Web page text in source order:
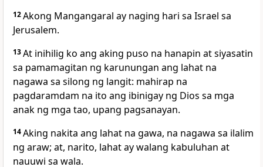
12Akong Mangangaral ay naging hari sa Israel sa
Jerusalem.
13At inihilig ko ang aking puso na hanapin at siyasatin
sa pamamagitan ng karunungan ang lahat na
nagawa sa silong ng langit: mahirap na
pagdaramdam na ito ang ibinigay ng Dios sa mga
anak ng mga tao, upang pagsanayan.
14Aking nakita ang lahat na gawa, na nagawa sa ilalim
ng araw; at, narito, lahat aywalang kabuluhan at
nauuwi sa wala.